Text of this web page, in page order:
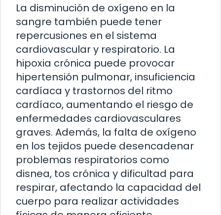
La disminución de oxígeno en la
sangre también puede tener
repercusiones en el sistema
cardiovascular y respiratorio. La
hipoxia crónica puede provocar
hipertensión pulmonar, insuficiencia
cardíaca y trastornos del ritmo
cardíaco, aumentando el riesgo de
enfermedades cardiovasculares
graves. Además, la falta de oxígeno
en los tejidos puede desencadenar
problemas respiratorios como
disnea, tos crónica y dificultad para
respirar, afectando la capacidad del
cuerpo para realizar actividades